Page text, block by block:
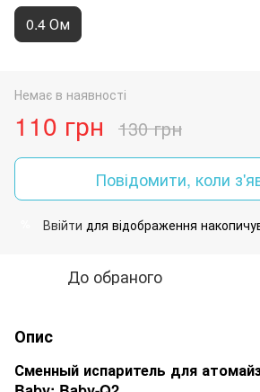
0.4 Ом
Немає в наявності
110 грн 130 грн
Повідомити, коли
Ввійти для відображення
До обраного
Опис
Сменный испаритель для